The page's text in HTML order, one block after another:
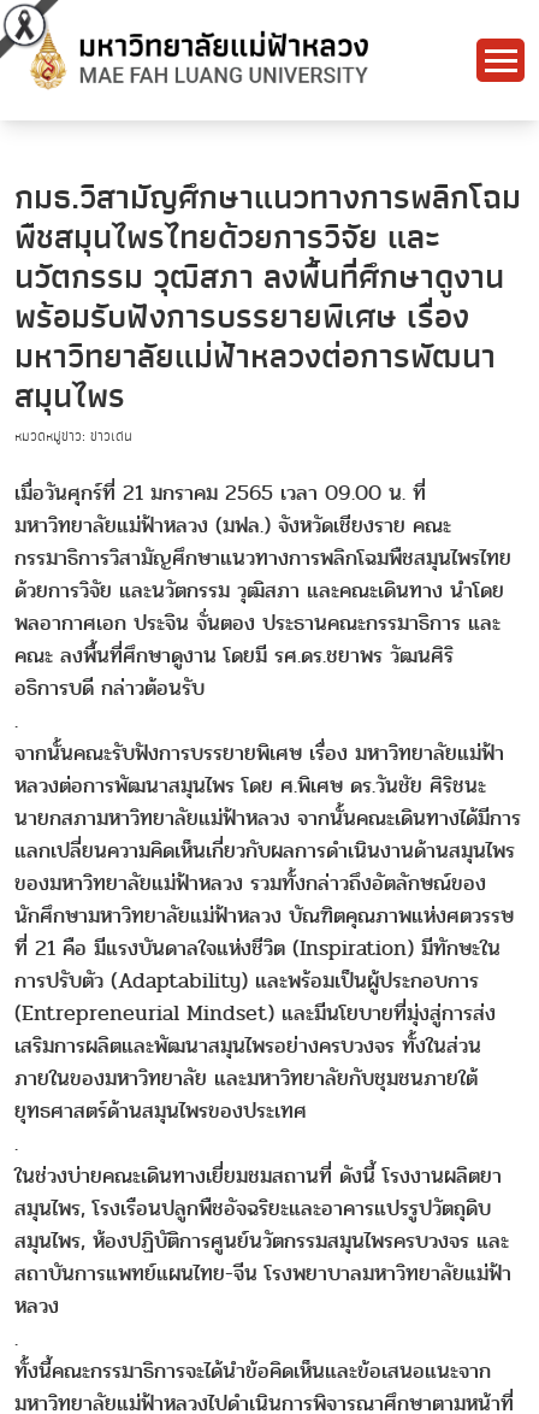
กมธ.วิสามัญศึกษาแนวทางการพลิกโฉม
พืชสมุนไพรไทยด้วยการวิจัย และ
นวัตกรรม วุฒิสภา ลงพื้นที่ศึกษาดูงาน
พร้อมรับฟังการบรรยายพิเศษ เรื่อง
มหาวิทยาลัยแม่ฟ้าหลวงต่อการพัฒนา
สมุนไพร
หมวดหมู่ข่าว: ข่าวเด่น
เมื่อวันศุกร์ที่ 21 มกราคม 2565 เวลา 09.00 น. ที่
มหาวิทยาลัยแม่ฟ้าหลวง (มฟล.) จังหวัดเชียงราย คณะ
กรรมาธิการวิสามัญศึกษาแนวทางการพลิกโฉมพืชสมุนไพรไทย
ด้วยการวิจัย และนวัตกรรม วุฒิสภา และคณะเดินทาง นำโดย
พลอากาศเอก ประจิน จั่นตอง ประธานคณะกรรมาธิการ และ
คณะ ลงพื้นที่ศึกษาดูงาน โดยมี รศ.ดร.ชยาพร วัฒนศิริ
อธิการบดี กล่าวต้อนรับ
.
จากนั้นคณะรับฟังการบรรยายพิเศษ เรื่อง มหาวิทยาลัยแม่ฟ้า
หลวงต่อการพัฒนาสมุนไพร โดย ศ.พิเศษ ดร.วันชัย ศิริชนะ
นายกสภามหาวิทยาลัยแม่ฟ้าหลวง จากนั้นคณะเดินทางได้มีการ
แลกเปลี่ยนความคิดเห็นเกี่ยวกับผลการดำเนินงานด้านสมุนไพร
ของมหาวิทยาลัยแม่ฟ้าหลวง รวมทั้งกล่าวถึงอัตลักษณ์ของ
นักศึกษามหาวิทยาลัยแม่ฟ้าหลวง บัณฑิตคุณภาพแห่งศตวรรษ
ที่ 21 คือ มีแรงบันดาลใจแห่งชีวิต (Inspiration) มีทักษะใน
การปรับตัว (Adaptability) และพร้อมเป็นผู้ประกอบการ
(Entrepreneurial Mindset) และมีนโยบายที่มุ่งสู่การส่ง
เสริมการผลิตและพัฒนาสมุนไพรอย่างครบวงจร ทั้งในส่วน
ภายในของมหาวิทยาลัย และมหาวิทยาลัยกับชุมชนภายใต้
ยุทธศาสตร์ด้านสมุนไพรของประเทศ
.
ในช่วงบ่ายคณะเดินทางเยี่ยมชมสถานที่ ดังนี้ โรงงานผลิตยา
สมุนไพร, โรงเรือนปลูกพืชอัจฉริยะและอาคารแปรรูปวัตถุดิบ
สมุนไพร, ห้องปฏิบัติการศูนย์นวัตกรรมสมุนไพรครบวงจร และ
สถาบันการแพทย์แผนไทย-จีน โรงพยาบาลมหาวิทยาลัยแม่ฟ้า
หลวง
.
ทั้งนี้คณะกรรมาธิการจะได้นำข้อคิดเห็นและข้อเสนอแนะจาก
มหาวิทยาลัยแม่ฟ้าหลวงไปดำเนินการพิจารณาศึกษาตามหน้าที่